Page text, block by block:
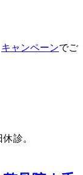
キャンペーンでご
診。